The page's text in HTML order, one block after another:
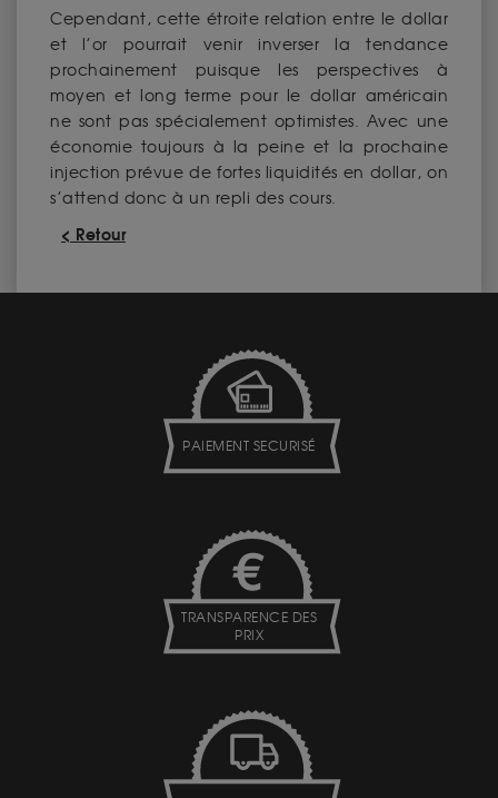
Cependant, cette étroite relation entre le dollar
et l’or pourrait venir inverser la tendance
prochainement puisque les perspectives à
moyen et long terme pour le dollar américain
ne sont pas spécialement optimistes. Avec une
économie toujours à la peine et la prochaine
injection prévue de fortes liquidités en dollar, on
s’attend donc à un repli des cours.
< Retour
PAIEMENT SECURISÉ
TRANSPARENCE DES
PRIX